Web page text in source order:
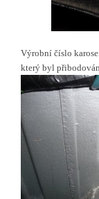
Výrobní číslo
který byl